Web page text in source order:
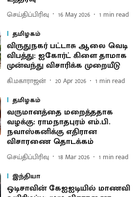
செய்திப்பிரிவு 16 May 2026 1 min read
தமிழகம்
விருதுநகர் பட்டாசு ஆலை வெடி
விபத்து: ஐகோர்ட் கிளை தாமாக
முன்வந்து விசாரிக்க முறையீடு
கி.மகாராஜன் 20 Apr 2026 1 min read
தமிழகம்
வருமானத்தை மறைத்ததாக
வழக்கு: ராமநாதபுரம் எம்.பி.
நவாஸ்கனிக்கு எதிரான
விசாரணை தொடக்கம்
செய்திப்பிரிவு 18 Mar 2026 1 min read
இந்தியா
ஒடிசாவின் கேஐஐடியில் மாணவி